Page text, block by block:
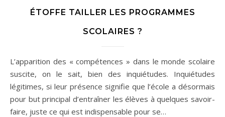
ÉTOFFE TAILLER LES PROGRAMMES
SCOLAIRES ?
L’apparition des « compétences » dans le monde scolaire
suscite, on le sait, bien des inquiétudes. Inquiétudes
légitimes, si leur présence signifie que l’école a désormais
pour but principal d’entraîner les élèves à quelques savoir-
faire, juste ce qui est indispensable pour se…